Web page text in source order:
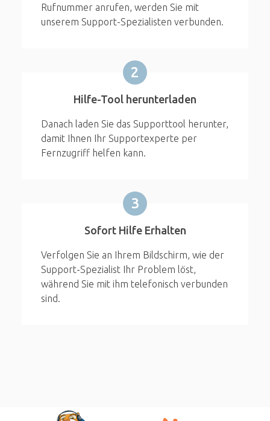
Rufnummer anrufen, werden Sie mit
unserem Support-Spezialisten verbunden.
2
Hilfe-Tool herunterladen
Danach laden Sie das Supporttool herunter,
damit Ihnen Ihr Supportexperte per
Fernzugriff helfen kann.
3
Sofort Hilfe Erhalten
Verfolgen Sie an Ihrem Bildschirm, wie der
Support-Spezialist Ihr Problem löst,
während Sie mit ihm telefonisch verbunden
sind.